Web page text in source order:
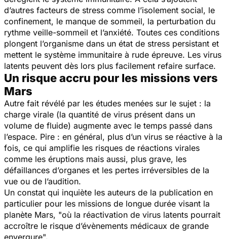
d’autres facteurs de stress comme l’isolement social, le
confinement, le manque de sommeil, la perturbation du
rythme veille-sommeil et l’anxiété. Toutes ces conditions
plongent l’organisme dans un état de stress persistant et
mettent le système immunitaire à rude épreuve. Les virus
latents peuvent dès lors plus facilement refaire surface.
Un risque accru pour les missions vers
Mars
Autre fait révélé par les études menées sur le sujet : la
charge virale (la quantité de virus présent dans un
volume de fluide) augmente avec le temps passé dans
l’espace. Pire : en général, plus d’un virus se réactive à la
fois, ce qui amplifie les risques de réactions virales
comme les éruptions mais aussi, plus grave, les
défaillances d’organes et les pertes irréversibles de la
vue ou de l’audition.
Un constat qui inquiète les auteurs de la publication en
particulier pour les missions de longue durée visant la
planète Mars, "où la réactivation de virus latents pourrait
accroître le risque d’évènements médicaux de grande
envergure".